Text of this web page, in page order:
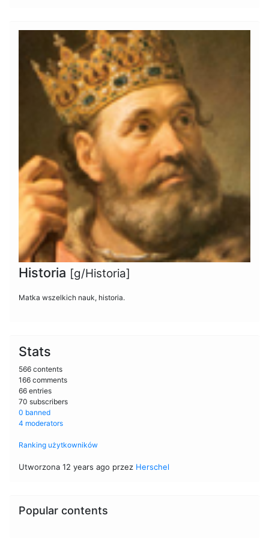
Historia [g/Historia]
Matka wszelkich nauk, historia.
Stats
566 contents
166 comments
66 entries
70 subscribers
0 banned
4 moderators
Ranking użytkowników
Utworzona 12 years ago przez Herschel
Popular contents